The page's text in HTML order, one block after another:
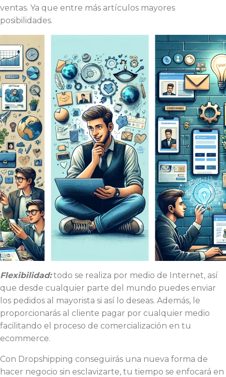
ventas. Ya que entre más artículos mayores
posibilidades.
Flexibilidad: todo se realiza por medio de Internet, así
que desde cualquier parte del mundo puedes enviar
los pedidos al mayorista si así lo deseas. Además, le
proporcionarás al cliente pagar por cualquier medio
facilitando el proceso de comercialización en tu
ecommerce.
Con Dropshipping conseguirás una nueva forma de
hacer negocio sin esclavizarte, tu tiempo se enfocará en